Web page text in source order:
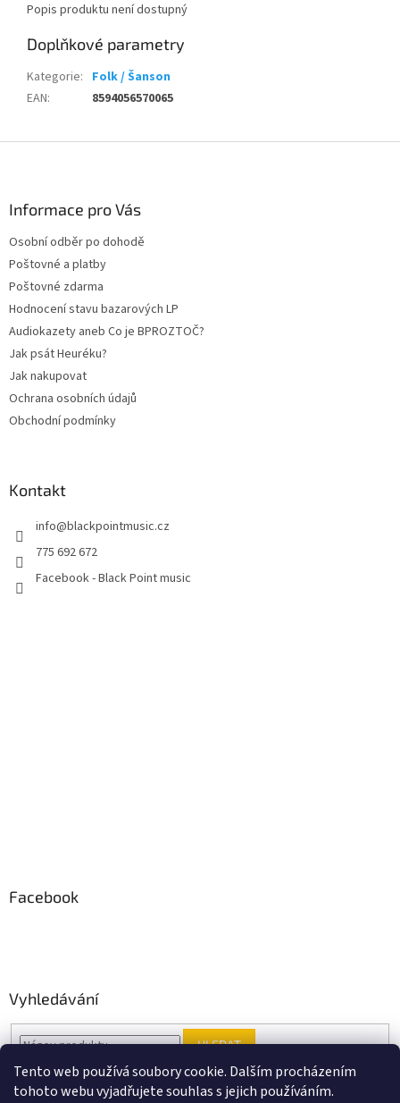
Tento web používá soubory cookie. Dalším procházením
tohoto webu vyjadřujete souhlas s jejich používáním.
Popis produktu není dostupný
Doplňkové parametry
Kategorie: Folk / Šanson
EAN: 8594056570065
Informace pro Vás
Osobní odběr po dohodě
Poštovné a platby
Poštovné zdarma
Hodnocení stavu bazarových LP
Audiokazety aneb Co je BPROZTOČ?
Jak psát Heuréku?
Jak nakupovat
Ochrana osobních údajů
Obchodní podmínky
Kontakt
info@blackpointmusic.cz
775 692 672
Facebook - Black Point music
Facebook
Vyhledávání
HLEDAT